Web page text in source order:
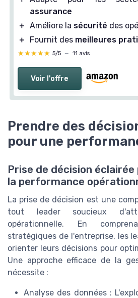
assurance
＋ Améliore la sécurité des
＋
Fournit des meilleures
★★★★★
★★★★★ 5/5 — 11 avis
Voir l'offre
Prendre des
pour une
Prise de décision
la performance
La prise de décision est une
tout leader soucieux
opérationnelle. En
stratégiques de l'entreprise, les
orienter leurs décisions pour
Une approche efficace de la
nécessite :
Analyse des données :